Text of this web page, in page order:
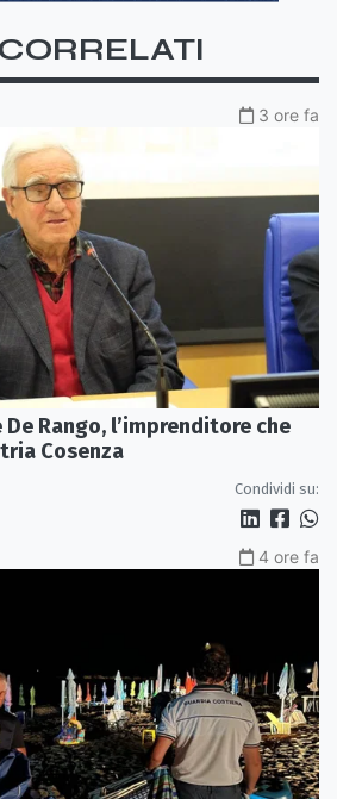
3 ore fa
Rango, l’imprenditore che
Cosenza
Condividi su:
4 ore fa